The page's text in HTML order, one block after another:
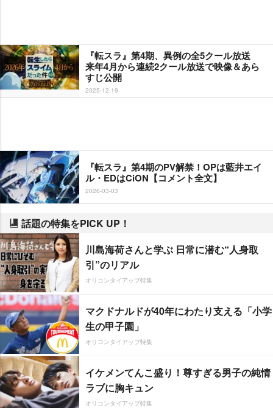
『転スラ』第4期、異例の全5クール放送
来年4月から連続2クール放送で映像＆あら
すじ公開
2025-12-19
『転スラ』第4期のPV解禁！OPは藍井エイ
ル・EDはCiON【コメント全文】
2026-03-03
話題の特集をPICK UP！
川島海荷さんと学ぶ 日常に潜む“人身取
引”のリアル
オリコンタイアップ特集
マクドナルドが40年にわたり支える「小学
生の甲子園」
オリコンタイアップ特集
イケメンてんこ盛り！尊すぎる男子の純情
ラブに胸キュン
オリコンタイアップ特集